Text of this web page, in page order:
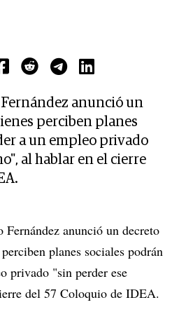
anunció un
perciben planes
a un empleo privado
al hablar en el cierre
anunció un decreto
planes sociales podrán
privado "sin perder ese
del 57 Coloquio de IDEA.